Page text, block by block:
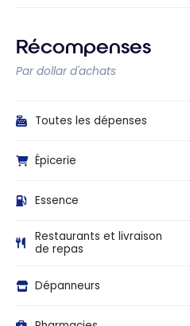
Récompenses
Par dollar d'achats
Toutes les dépenses
Épicerie
Essence
Restaurants et livraison
de repas
Dépanneurs